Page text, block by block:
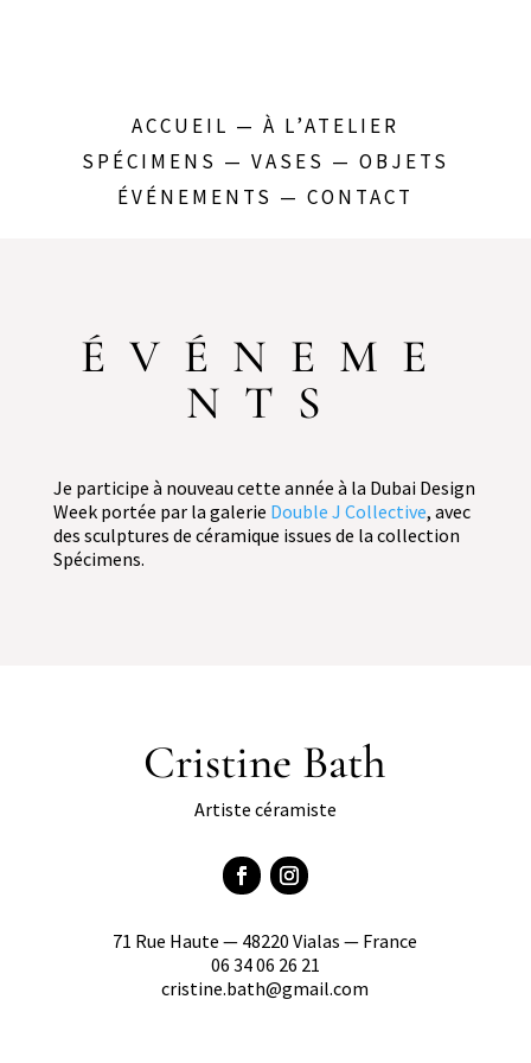
ACCUEIL — À L’ATELIER
SPÉCIMENS — VASES — OBJETS
ÉVÉNEMENTS — CONTACT
ÉVÉNEME
NTS
Je participe à nouveau cette année à la Dubai Design
Week portée par la galerie Double J Collective, avec
des sculptures de céramique issues de la collection
Spécimens.
Cristine Bath
Artiste céramiste
71 Rue Haute — 48220 Vialas — France
06 34 06 26 21
cristine.bath@gmail.com